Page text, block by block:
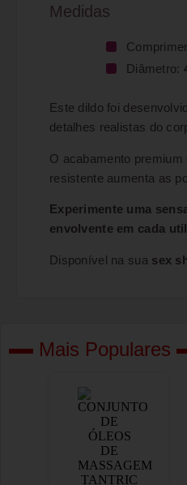
Medidas
Diâmetro:
Este dildo foi
detalhes realistas do
O acabamento
resistente aumenta as
Experimente uma
envolvente em cada
Disponível na sua sex
Mais Populares